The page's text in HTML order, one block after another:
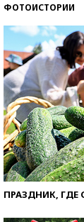
ФОТОИСТОРИИ
ПРАЗДНИК, ГДЕ